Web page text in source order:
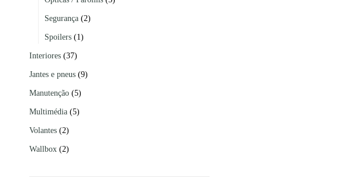
Segurança (2)
Spoilers (1)
Interiores (37)
Jantes e pneus (9)
Manutenção (5)
Multimédia (5)
Volantes (2)
Wallbox (2)